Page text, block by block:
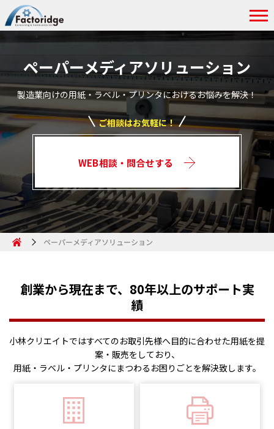
ペーパーメディアソリューション
製造業向けの用紙・ラベル・プリンタにおけるお悩みを解決！
ご相談はお気軽に！
WEB相談・問合せする
ペーパーメディアソリューション
創業から現在まで、80年以上のサポート実
績
小林クリエイトではすべてのお取引先様へ目的に合わせた用紙を提
案・販売をしており、
用紙・ラベル・プリンタにまつわるお困りごとを解決致します。